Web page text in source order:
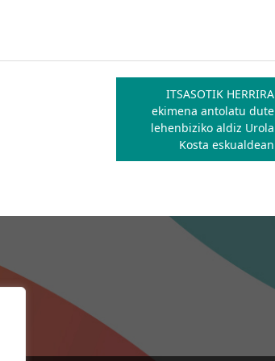
ITSASOTIK HERRIRA
ekimena antolatu dute
lehenbiziko aldiz Urola
Kosta eskualdean